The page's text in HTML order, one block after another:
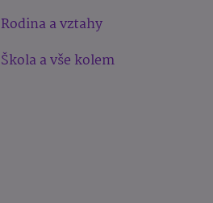
Rodina a vztahy
Škola a vše kolem